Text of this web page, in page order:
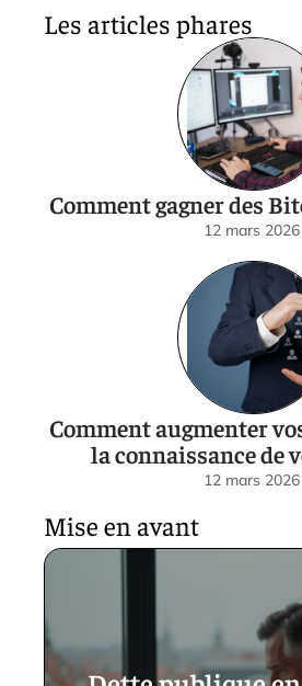
Les articles phares
Comment gagner des
12 mars 2026
Comment augmenter
la connaissance de
12 mars 2026
Mise en avant